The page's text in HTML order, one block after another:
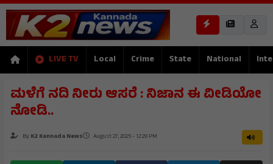
LIVE TV Local Crime State National
ಮಳೆಗೆ ನದಿ ನೀರು ಆಸರೆ : ನಿಜಾನ ಈ ವೀಡಿಯೋ
ನೋಡಿ..
ByK2 Kannada News August 27, 2025 - 12:29 PM